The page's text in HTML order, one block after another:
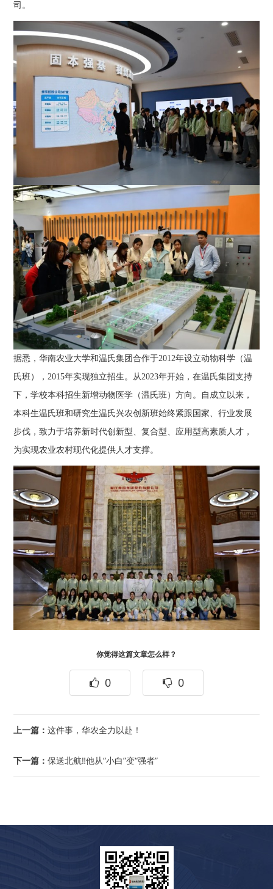
司。
据悉，华南农业大学和温氏集团合作于2012年设立动物科学（温
氏班），2015年实现独立招生。从2023年开始，在温氏集团支持
下，学校本科招生新增动物医学（温氏班）方向。自成立以来，
本科生温氏班和研究生温氏兴农创新班始终紧跟国家、行业发展
步伐，致力于培养新时代创新型、复合型、应用型高素质人才，
为实现农业农村现代化提供人才支撑。
你觉得这篇文章怎么样？
0 0
上一篇：这件事，华农全力以赴！
下一篇：保送北航‼️他从“小白”变“强者”